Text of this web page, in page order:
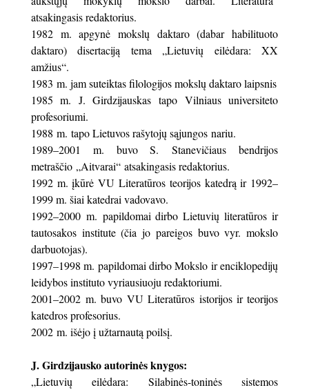
atsakingasis redaktorius.
1982 m. apgynė mokslų daktaro (dabar habilituoto
daktaro) disertaciją tema „Lietuvių eilėdara: XX
amžius“.
1983 m. jam suteiktas filologijos mokslų daktaro laipsnis
1985 m. J. Girdzijauskas tapo Vilniaus universiteto
profesoriumi.
1988 m. tapo Lietuvos rašytojų sąjungos nariu.
1989–2001 m. buvo S. Stanevičiaus bendrijos
metraščio „Aitvarai“ atsakingasis redaktorius.
1992 m. įkūrė VU Literatūros teorijos katedrą ir 1992–
1999 m. šiai katedrai vadovavo.
1992–2000 m. papildomai dirbo Lietuvių literatūros ir
tautosakos institute (čia jo pareigos buvo vyr. mokslo
darbuotojas).
1997–1998 m. papildomai dirbo Mokslo ir enciklopedijų
leidybos instituto vyriausiuoju redaktoriumi.
2001–2002 m. buvo VU Literatūros istorijos ir teorijos
katedros profesorius.
2002 m. išėjo į užtarnautą poilsį.
J. Girdzijausko autorinės knygos:
„Lietuvių eilėdara: Silabinės-toninės sistemos